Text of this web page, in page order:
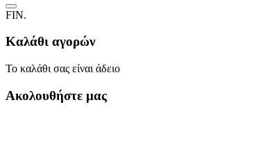
FIN.
Καλάθι αγορών
Το καλάθι σας είναι άδειο
Ακολουθήστε μας